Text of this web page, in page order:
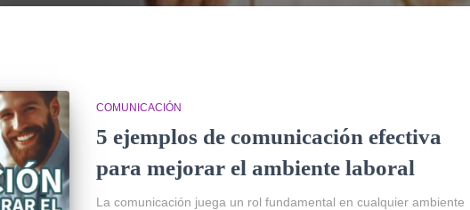
COMUNICACIÓN
5 ejemplos de comunicación efectiva
para mejorar el ambiente laboral
La comunicación juega un rol fundamental en cualquier ambiente